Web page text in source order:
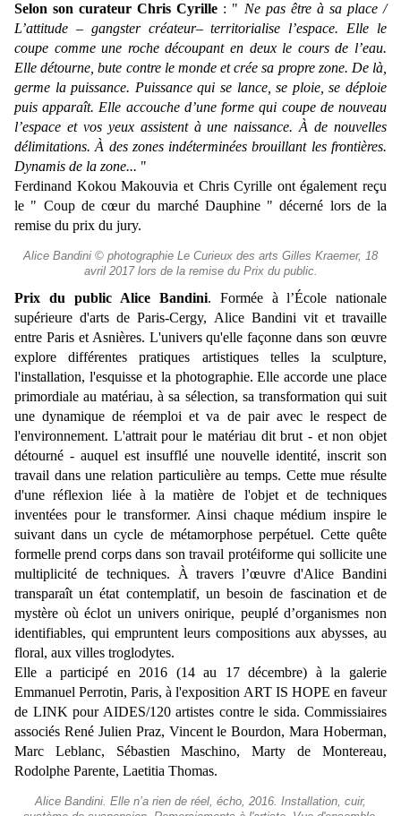
Selon son curateur Chris Cyrille : " Ne pas être à sa place /
L’attitude – gangster créateur– territorialise l’espace. Elle le
coupe comme une roche découpant en deux le cours de l’eau.
Elle détourne, bute contre le monde et crée sa propre zone. De là,
germe la puissance. Puissance qui se lance, se ploie, se déploie
puis apparaît. Elle accouche d’une forme qui coupe de nouveau
l’espace et vos yeux assistent à une naissance. À de nouvelles
délimitations. À des zones indéterminées brouillant les frontières.
Dynamis de la zone... "
Ferdinand Kokou Makouvia et Chris Cyrille ont également reçu
le " Coup de cœur du marché Dauphine " décerné lors de la
remise du prix du jury.
Alice Bandini © photographie Le Curieux des arts Gilles Kraemer, 18
avril 2017 lors de la remise du Prix du public.
Prix du public Alice Bandini. Formée à l’École nationale
supérieure d'arts de Paris-Cergy, Alice Bandini vit et travaille
entre Paris et Asnières. L'univers qu'elle façonne dans son œuvre
explore différentes pratiques artistiques telles la sculpture,
l'installation, l'esquisse et la photographie. Elle accorde une place
primordiale au matériau, à sa sélection, sa transformation qui suit
une dynamique de réemploi et va de pair avec le respect de
l'environnement. L'attrait pour le matériau dit brut - et non objet
détourné - auquel est insufflé une nouvelle identité, inscrit son
travail dans une relation particulière au temps. Cette mue résulte
d'une réflexion liée à la matière de l'objet et de techniques
inventées pour le transformer. Ainsi chaque médium inspire le
suivant dans un cycle de métamorphose perpétuel. Cette quête
formelle prend corps dans son travail protéiforme qui sollicite une
multiplicité de techniques. À travers l’œuvre d'Alice Bandini
transparaît un état contemplatif, un besoin de fascination et de
mystère où éclot un univers onirique, peuplé d’organismes non
identifiables, qui empruntent leurs compositions aux abysses, au
floral, aux villes troglodytes.
Elle a participé en 2016 (14 au 17 décembre) à la galerie
Emmanuel Perrotin, Paris, à l'exposition ART IS HOPE en faveur
de LINK pour AIDES/120 artistes contre le sida. Commissiaires
associés René Julien Praz, Vincent le Bourdon, Mara Hoberman,
Marc Leblanc, Sébastien Maschino, Marty de Montereau,
Rodolphe Parente, Laetitia Thomas.
Alice Bandini. Elle n’a rien de réel, écho, 2016. Installation, cuir,